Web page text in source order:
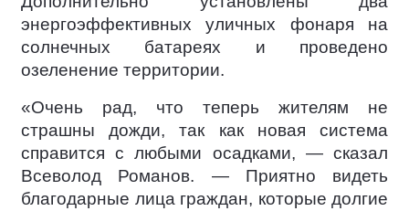
энергоэффективных уличных фонаря на
солнечных батареях и проведено
озеленение территории.
«Очень рад, что теперь жителям не
страшны дожди, так как новая система
справится с любыми осадками, — сказал
Всеволод Романов. — Приятно видеть
благодарные лица граждан, которые долгие